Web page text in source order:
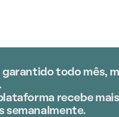
garantido todo mês,
recebe
semanalmente.